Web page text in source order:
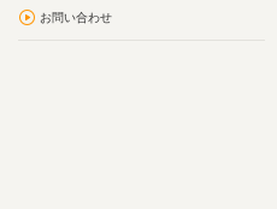
お問い合わせ